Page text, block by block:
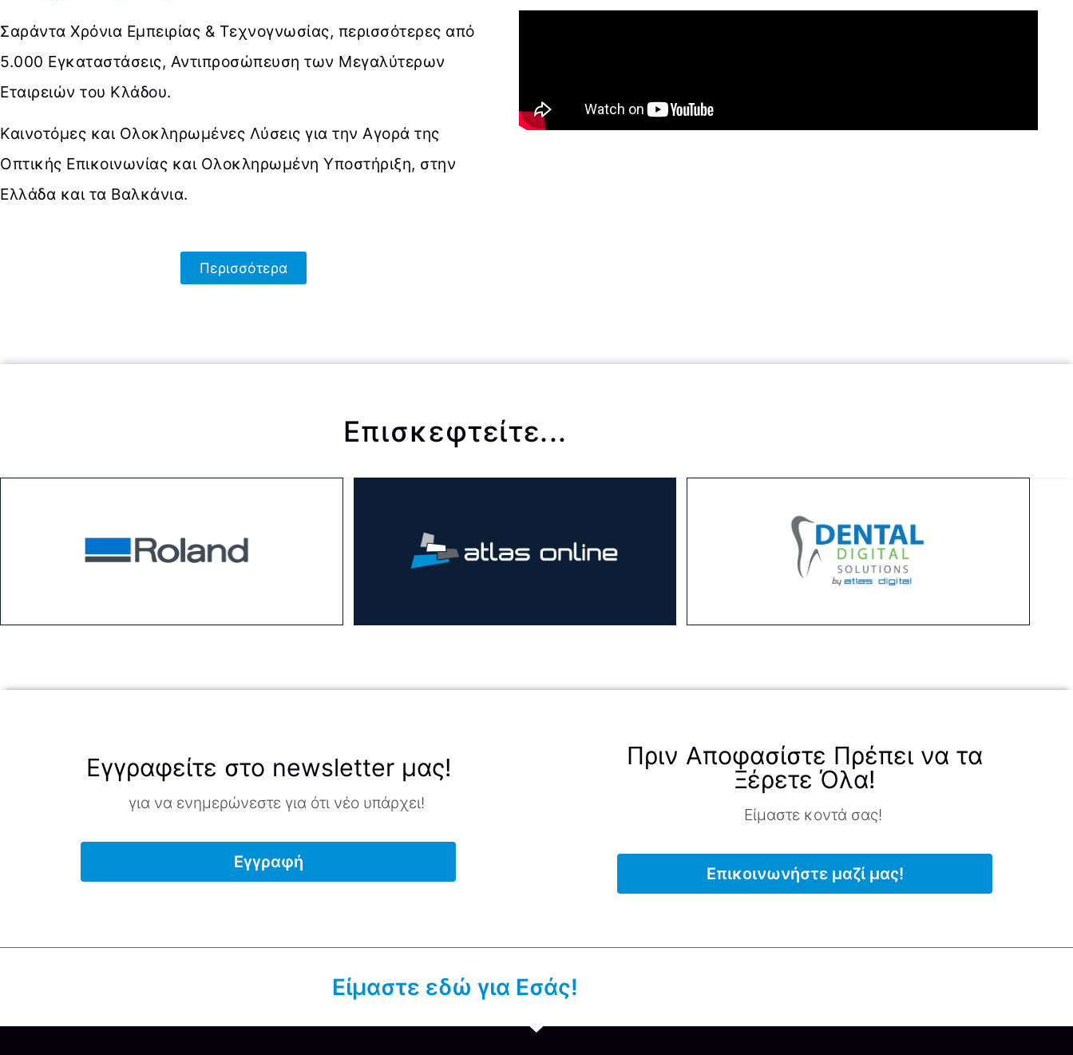
Σαράντα Χρόνια Εμπειρίας & Τεχνογνωσίας, περισσότερες από
5.000 Εγκαταστάσεις, Αντιπροσώπευση των Μεγαλύτερων
Εταιρειών του Κλάδου.
Καινοτόμες και Ολοκληρωμένες Λύσεις για την Αγορά της
Οπτικής Επικοινωνίας και Ολοκληρωμένη Υποστήριξη, στην
Ελλάδα και τα Βαλκάνια.
Περισσότερα
Επισκεφτείτε...
Εγγραφείτε στο newsletter μας!
για να ενημερώνεστε για ότι νέο υπάρχει!
Εγγραφή
Πριν Αποφασίστε Πρέπει να τα
Ξέρετε Όλα!
Είμαστε κοντά σας!
Επικοινωνήστε μαζί μας!
Είμαστε εδώ για Εσάς!